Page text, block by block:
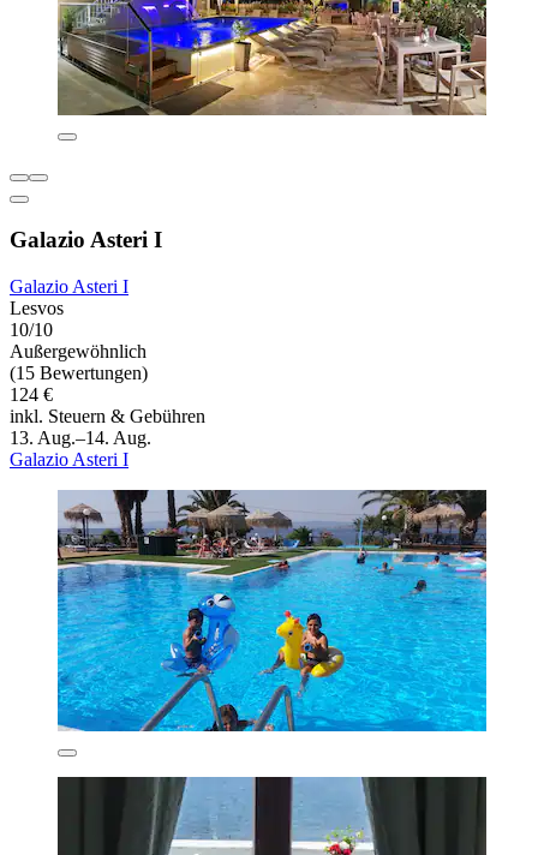
Galazio Asteri I
Galazio Asteri I
Lesvos
10/10
Außergewöhnlich
(15 Bewertungen)
124 €
inkl. Steuern & Gebühren
13. Aug.–14. Aug.
Galazio Asteri I